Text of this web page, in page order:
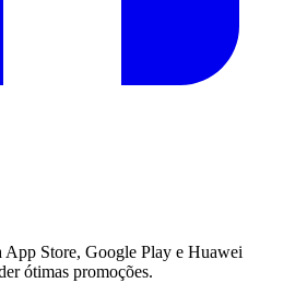
App Store, Google Play e Huawei
ótimas promoções.